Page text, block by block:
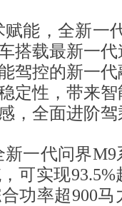
能，全新一
搭载最新一
驾控的新一
定性，带来
，全面进阶
一代问界M9
可实现
功率超900